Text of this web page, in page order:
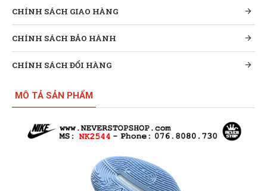
CHÍNH SÁCH GIAO HÀNG
CHÍNH SÁCH BẢO HÀNH
CHÍNH SÁCH ĐỔI HÀNG
MÔ TẢ SẢN PHẨM